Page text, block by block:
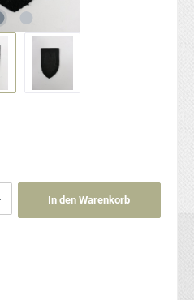
In den Warenkorb